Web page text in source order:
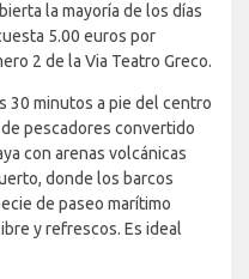
la mayoría de los días
5.00 euros por
2 de la Via Teatro Greco.
30 minutos a pie del centro
pescadores convertido
con arenas volcánicas
donde los barcos
de paseo marítimo
y refrescos. Es ideal